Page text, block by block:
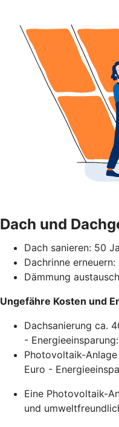
Dach und
Dach sanieren: 50
Dachrinne
Dämmung
Ungefähre Kosten und
Dachsanierung ca.
-
Photovoltaik-
Euro -
Eine Photovoltaik-
und